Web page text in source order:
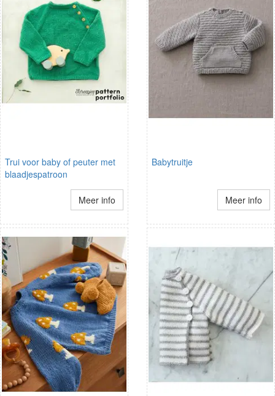
Trui voor baby of peuter met
blaadjespatroon
Meer info
Babytruitje
Meer info